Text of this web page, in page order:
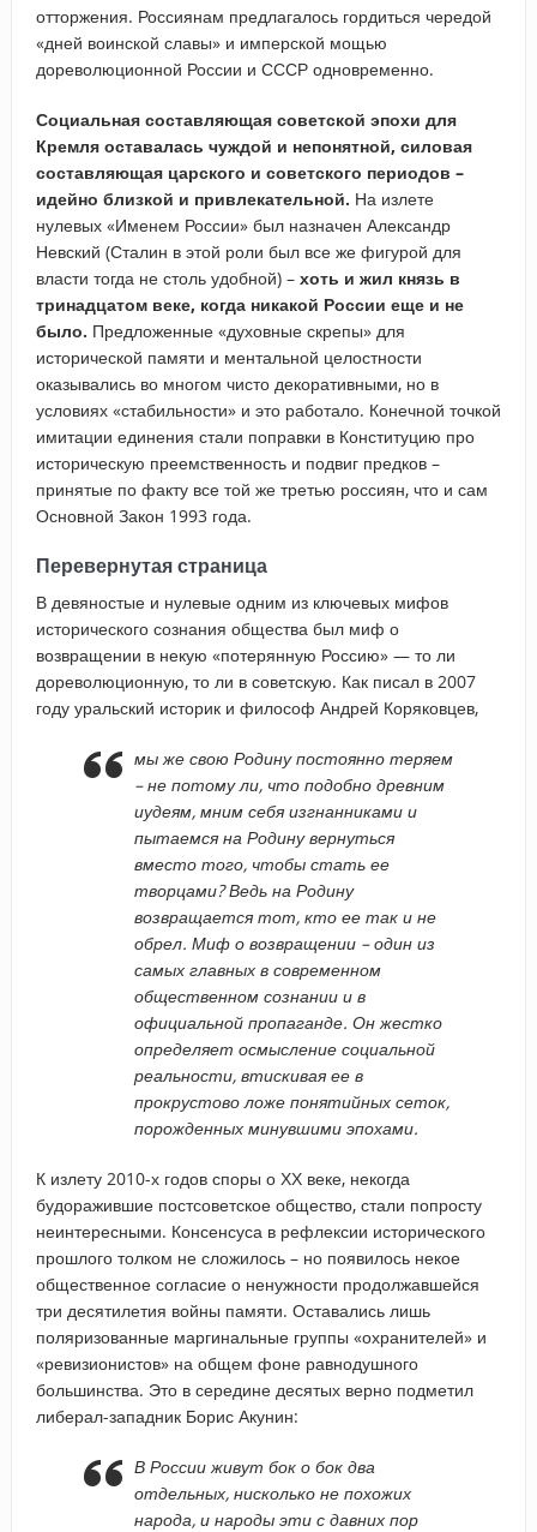
отторжения. Россиянам предлагалось гордиться чередой
«дней воинской славы» и имперской мощью
дореволюционной России и СССР одновременно.
Социальная составляющая советской эпохи для
Кремля оставалась чуждой и непонятной, силовая
составляющая царского и советского периодов –
идейно близкой и привлекательной. На излете
нулевых «Именем России» был назначен Александр
Невский (Сталин в этой роли был все же фигурой для
власти тогда не столь удобной) – хоть и жил князь в
тринадцатом веке, когда никакой России еще и не
было. Предложенные «духовные скрепы» для
исторической памяти и ментальной целостности
оказывались во многом чисто декоративными, но в
условиях «стабильности» и это работало. Конечной точкой
имитации единения стали поправки в Конституцию про
историческую преемственность и подвиг предков –
принятые по факту все той же третью россиян, что и сам
Основной Закон 1993 года.
Перевернутая страница
В девяностые и нулевые одним из ключевых мифов
исторического сознания общества был миф о
возвращении в некую «потерянную Россию» — то ли
дореволюционную, то ли в советскую. Как писал в 2007
году уральский историк и философ Андрей Коряковцев,
мы же свою Родину постоянно теряем
– не потому ли, что подобно древним
иудеям, мним себя изгнанниками и
пытаемся на Родину вернуться
вместо того, чтобы стать ее
творцами? Ведь на Родину
возвращается тот, кто ее так и не
обрел. Миф о возвращении – один из
самых главных в современном
общественном сознании и в
официальной пропаганде. Он жестко
определяет осмысление социальной
реальности, втискивая ее в
прокрустово ложе понятийных сеток,
порожденных минувшими эпохами.
К излету 2010-х годов споры о ХХ веке, некогда
будоражившие постсоветское общество, стали попросту
неинтересными. Консенсуса в рефлексии исторического
прошлого толком не сложилось – но появилось некое
общественное согласие о ненужности продолжавшейся
три десятилетия войны памяти. Оставались лишь
поляризованные маргинальные группы «охранителей» и
«ревизионистов» на общем фоне равнодушного
большинства. Это в середине десятых верно подметил
либерал-западник Борис Акунин:
В России живут бок о бок два
отдельных, нисколько не похожих
народа, и народы эти с давних пор